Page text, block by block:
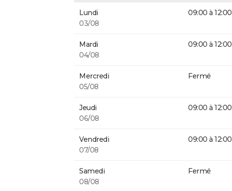
Lundi
03/08
09:00 à 12:00
Mardi
04/08
09:00 à 12:00
Mercredi
05/08
Fermé
Jeudi
06/08
09:00 à 12:00
Vendredi
07/08
09:00 à 12:00
Samedi
08/08
Fermé